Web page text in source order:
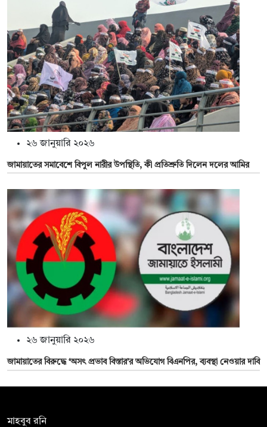
২৬ জানুয়ারি ২০২৬
জামায়াতের সমাবেশে বিপুল নারীর উপস্থিতি, কী প্রতিশ্রুতি দিলেন দলের আমির
২৬ জানুয়ারি ২০২৬
জামায়াতের বিরুদ্ধে ‘অসৎ প্রভাব বিস্তার’র অভিযোগ বিএনপির, ব্যবস্থা নেওয়ার দাবি
মাহবুব রনি